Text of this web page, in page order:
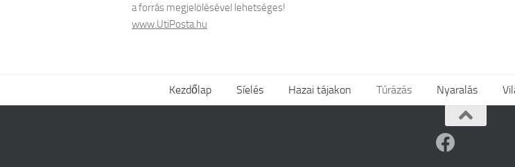
a forrás megjelölésével lehetséges!
www.UtiPosta.hu
Kezdőlap Síelés Hazai tájakon Túrázás Nyaralás